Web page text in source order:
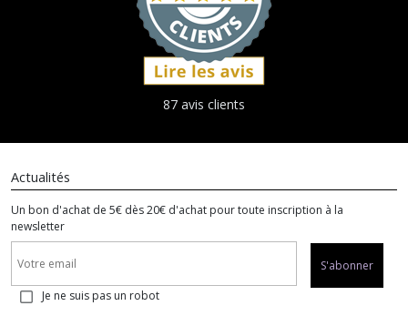
87 avis clients
Actualités
Un bon d'achat de 5€ dès 20€ d'achat pour toute inscription à la
newsletter
S'abonner
Je ne suis pas un robot